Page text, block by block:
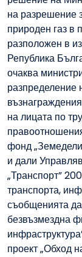
на разрешение
природен газ в
разположен в
Република
очаква
разпределение
на лицата по
фонд
и дали
„Транспорт”
транспорта,
съобщенията
безвъзмездна
проект „Обход